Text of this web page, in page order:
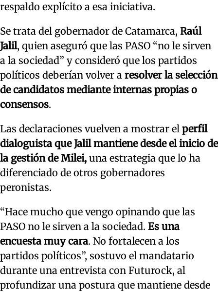
respaldo explícito a esa iniciativa.
Se trata del gobernador de Catamarca, Raúl
Jalil, quien aseguró que las PASO “no le sirven
a la sociedad” y consideró que los partidos
políticos deberían volver a resolver la selección
de candidatos mediante internas propias o
consensos.
Las declaraciones vuelven a mostrar el perfil
dialoguista que Jalil mantiene desde el inicio de
la gestión de Milei, una estrategia que lo ha
diferenciado de otros gobernadores
peronistas.
“Hace mucho que vengo opinando que las
PASO no le sirven a la sociedad. Es una
encuesta muy cara. No fortalecen a los
partidos políticos”, sostuvo el mandatario
durante una entrevista con Futurock, al
profundizar una postura que mantiene desde